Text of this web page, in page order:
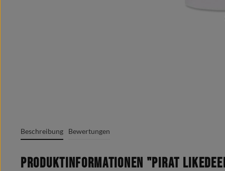
Beschreibung Bewertungen
Produktinformationen "Pirat